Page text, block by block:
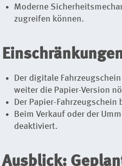
Moderne
zugreifen können.
Der digitale
weiter die Papier-Version
Der Papier-
Beim Verkauf oder der
deaktiviert.
Ausblick: